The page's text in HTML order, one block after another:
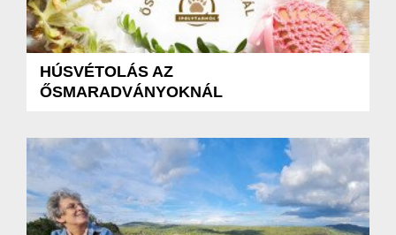
HÚSVÉTOLÁS AZ
ŐSMARADVÁNYOKNÁL